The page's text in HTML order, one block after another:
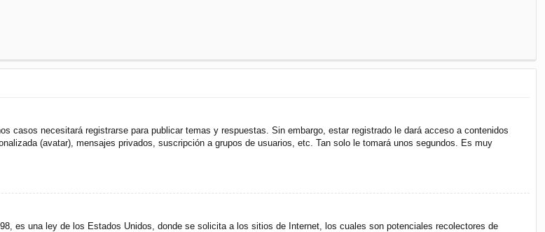
casos necesitará registrarse para publicar temas y respuestas. Sin embargo, estar registrado le dará acceso a contenidos
(avatar), mensajes privados, suscripción a grupos de usuarios, etc. Tan solo le tomará unos segundos. Es muy
es una ley de los Estados Unidos, donde se solicita a los sitios de Internet, los cuales son potenciales recolectores de